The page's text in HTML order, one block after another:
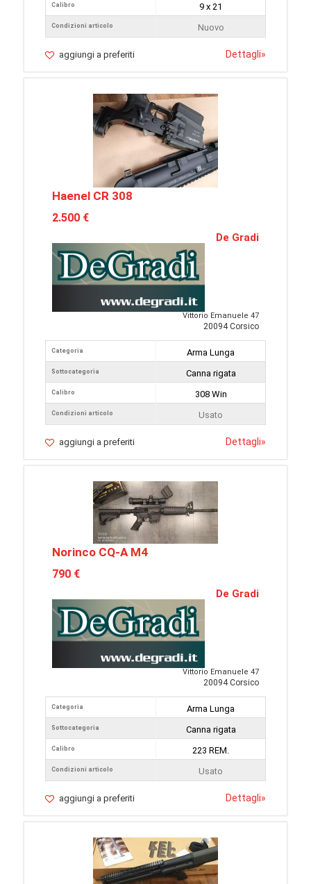
Calibro
Condizioni articolo
9 x 21
Nuovo
aggiungi a preferiti Dettagli»
Haenel CR 308
2.500 €
De Gradi
Vittorio Emanuele 47
20094 Corsico
Categoria
Sottocategoria
Calibro
Condizioni articolo
Arma Lunga
Canna rigata
308 Win
Usato
aggiungi a preferiti Dettagli»
Norinco CQ-A M4
790 €
De Gradi
Vittorio Emanuele 47
20094 Corsico
Categoria
Sottocategoria
Calibro
Condizioni articolo
Arma Lunga
Canna rigata
223 REM.
Usato
aggiungi a preferiti Dettagli»